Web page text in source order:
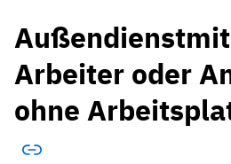
Arbeiter oder
ohne